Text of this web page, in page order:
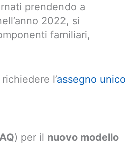
prendendo a
2022, si
familiari,
l’assegno unico
) per il nuovo modello